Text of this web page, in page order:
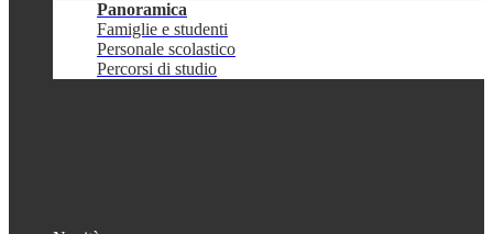
Panoramica
Famiglie e studenti
Personale scolastico
Percorsi di studio